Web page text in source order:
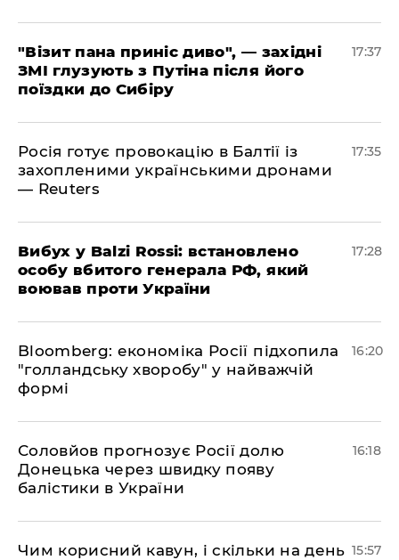
"Візит пана приніс диво", — західні
ЗМІ глузують з Путіна після його
поїздки до Сибіру
17:37
Росія готує провокацію в Балтії із
захопленими українськими дронами
— Reuters
17:35
​Вибух у Balzi Rossi: встановлено
особу вбитого генерала РФ, який
воював проти України
17:28
Bloomberg: економіка Росії підхопила
"голландську хворобу" у найважчій
формі
16:20
Соловйов прогнозує Росії долю
Донецька через швидку появу
балістики в України
16:18
Чим корисний кавун, і скільки на день 15:57